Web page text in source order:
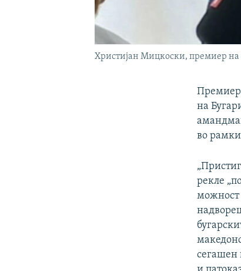
Христијан Мицкоски, премиер
на
во
рекле
можност
сегашен